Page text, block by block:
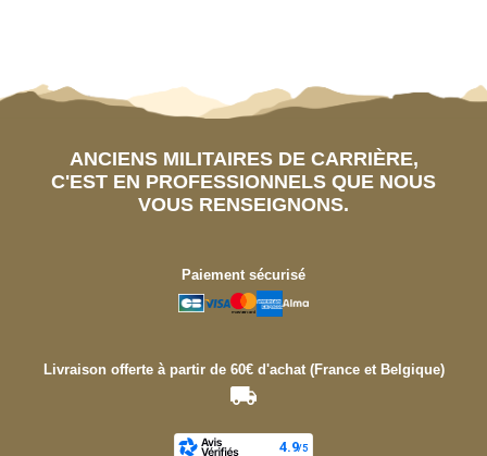
ANCIENS MILITAIRES DE CARRIÈRE,
C'EST EN PROFESSIONNELS QUE NOUS
VOUS RENSEIGNONS.
Paiement sécurisé
Livraison offerte à partir de 60€ d'achat (France et Belgique)